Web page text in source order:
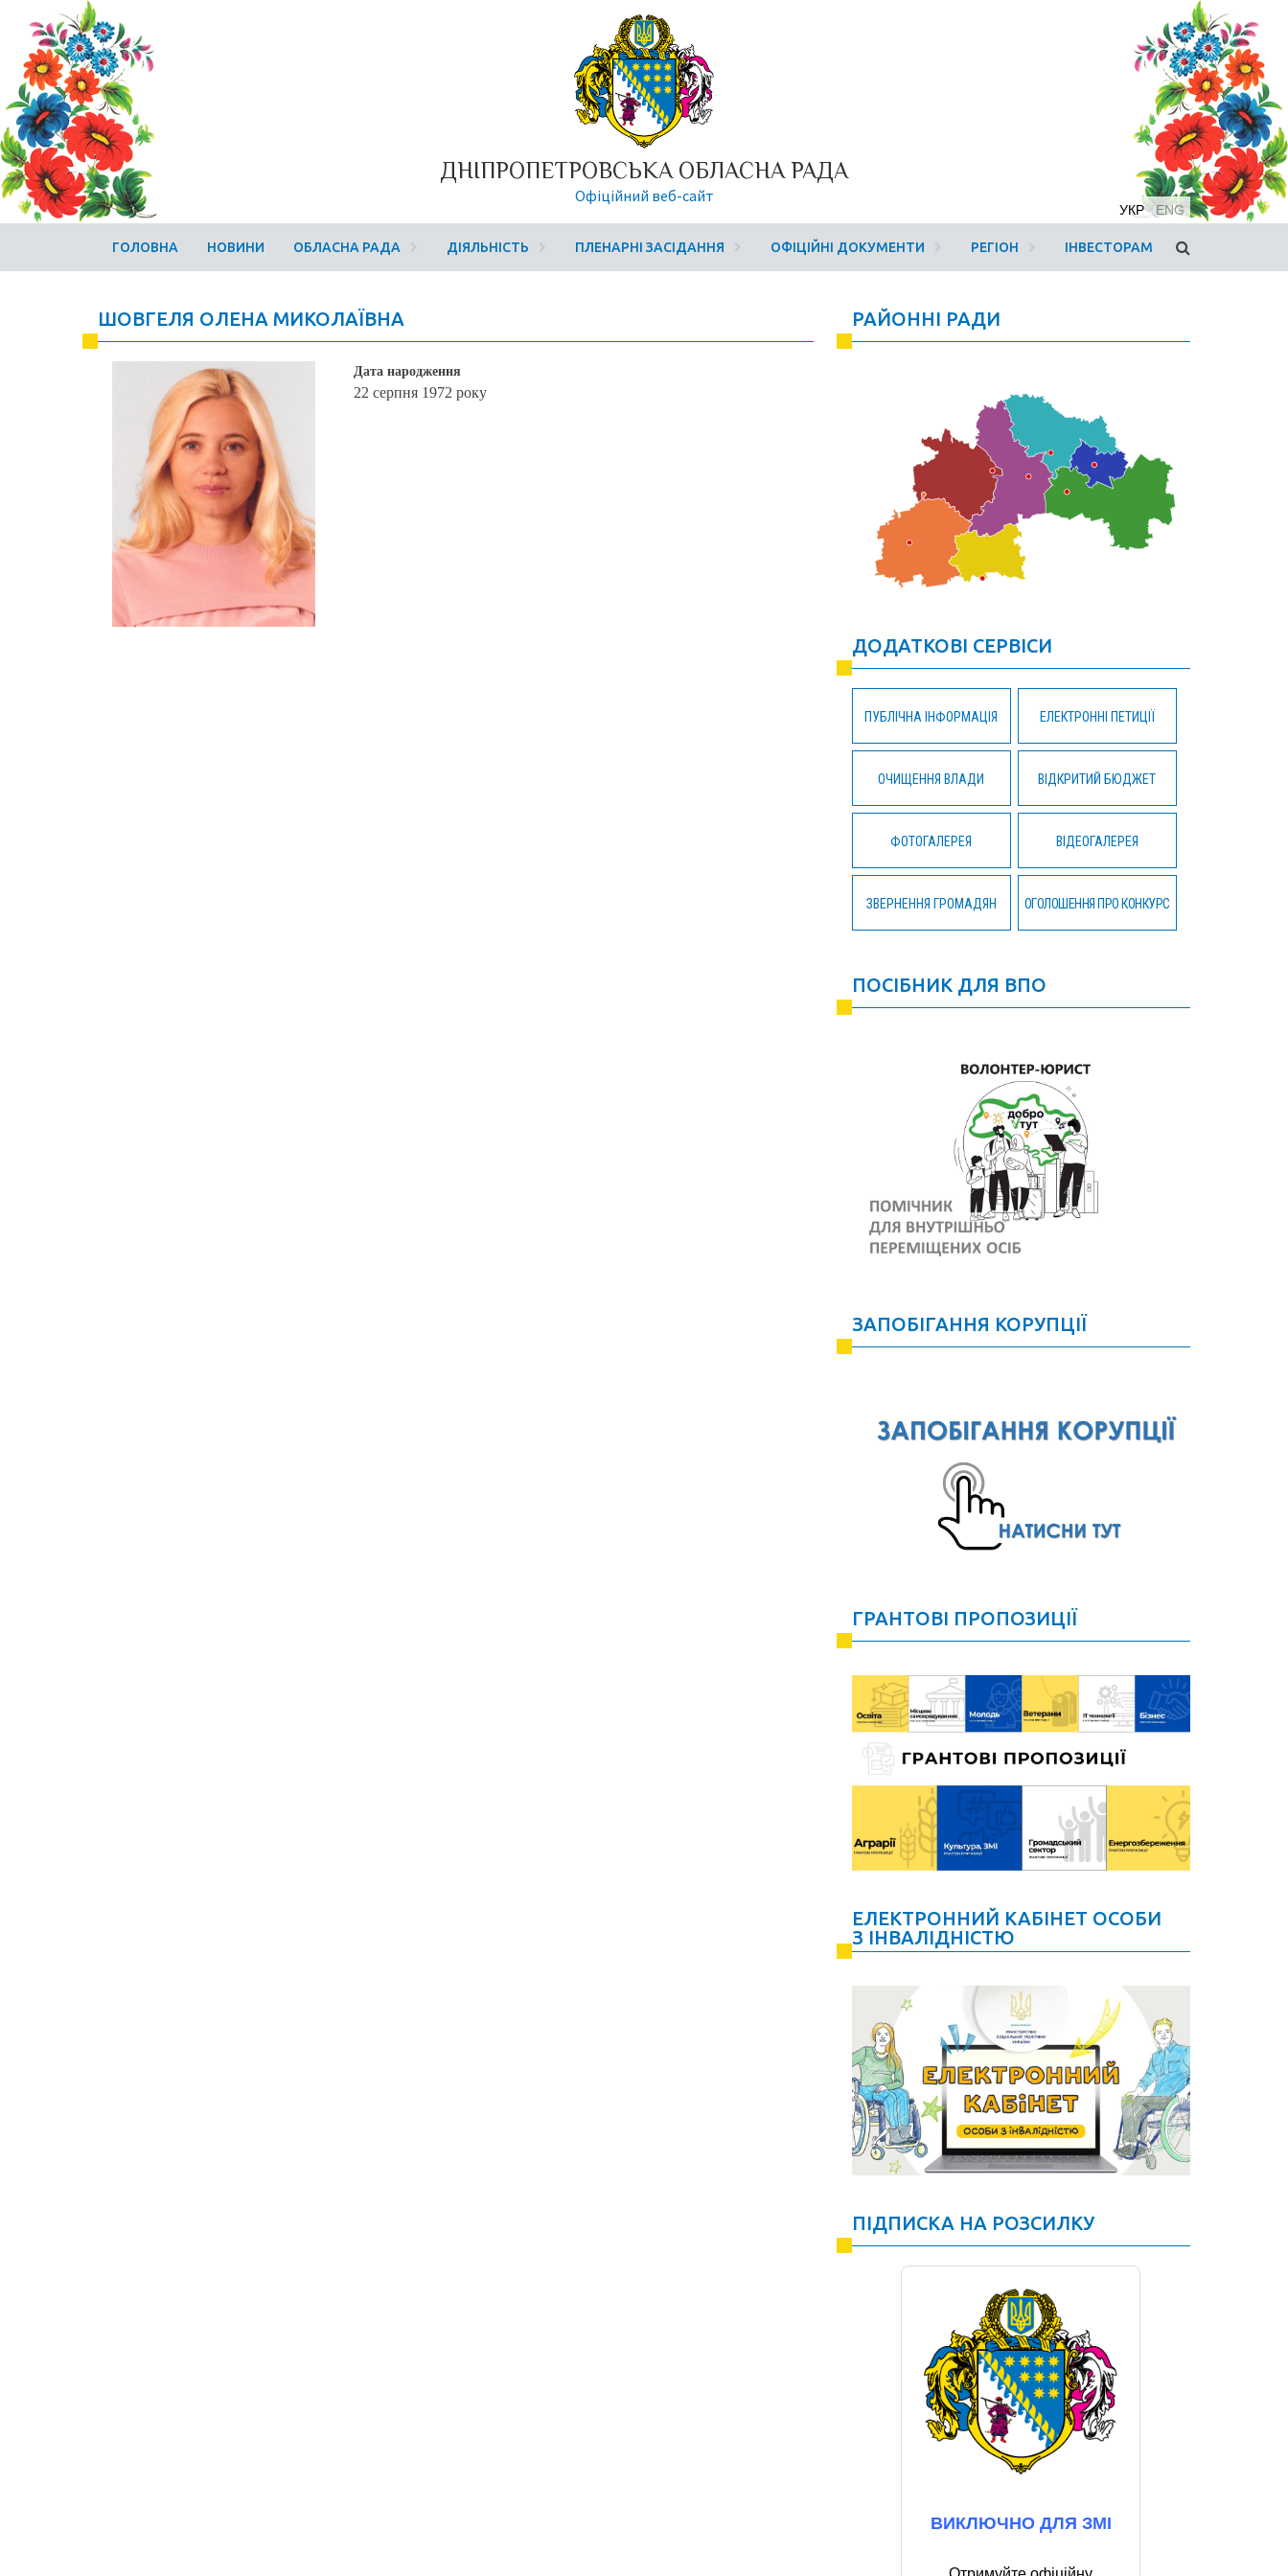
ДНІПРОПЕТРОВСЬКА ОБЛАСНА РАДА
Офіційний веб-сайт
УКР ENG
ГОЛОВНА НОВИНИ ОБЛАСНА РАДА ДІЯЛЬНІСТЬ ПЛЕНАРНІ ЗАСІДАННЯ ОФІЦІЙНІ ДОКУМЕНТИ РЕГІОН ІНВЕСТОРАМ
ШОВГЕЛЯ ОЛЕНА МИКОЛАЇВНА
Дата народження
22 серпня 1972 року
РАЙОННІ РАДИ
ДОДАТКОВІ СЕРВІСИ
ПУБЛІЧНА ІНФОРМАЦІЯ ЕЛЕКТРОННІ ПЕТИЦІЇ
ОЧИЩЕННЯ ВЛАДИ ВІДКРИТИЙ БЮДЖЕТ
ФОТОГАЛЕРЕЯ ВІДЕОГАЛЕРЕЯ
ЗВЕРНЕННЯ ГРОМАДЯН ОГОЛОШЕННЯ ПРО КОНКУРС
ПОСІБНИК ДЛЯ ВПО
ЗАПОБІГАННЯ КОРУПЦІЇ
ГРАНТОВІ ПРОПОЗИЦІЇ
ЕЛЕКТРОННИЙ КАБІНЕТ ОСОБИ
З ІНВАЛІДНІСТЮ
ПІДПИСКА НА РОЗСИЛКУ
ВИКЛЮЧНО ДЛЯ ЗМІ